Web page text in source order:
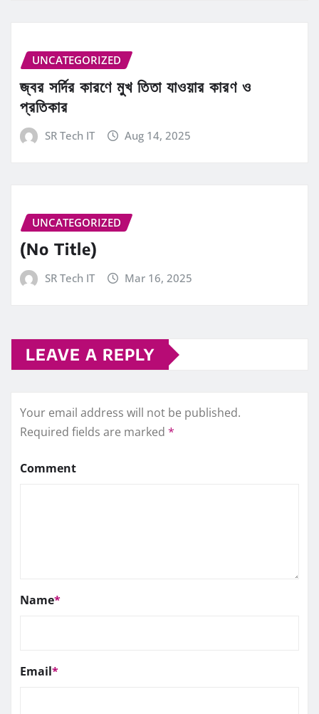
UNCATEGORIZED
জ্বর সর্দির কারণে মুখ তিতা যাওয়ার কারণ ও
প্রতিকার
SR Tech IT Aug 14, 2025
UNCATEGORIZED
(No Title)
SR Tech IT Mar 16, 2025
LEAVE A REPLY
Your email address will not be published.
Required fields are marked *
Comment
Name*
Email*